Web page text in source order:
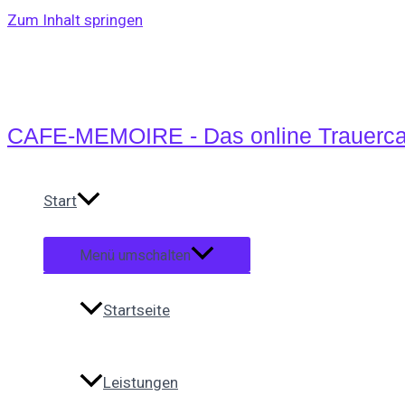
Zum Inhalt springen
CAFE-MEMOIRE - Das online
Start
Menü umschalten
Startseite
Leistungen